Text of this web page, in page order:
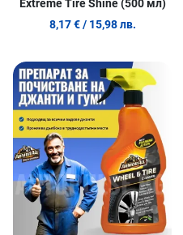
Extreme Tire Shine (500 мл)
8,17 € / 15,98 лв.
Добави в любими
Сравни продукт
Quick View